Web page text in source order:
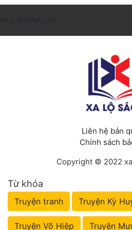
Liên hệ bản
Chính sách
Copyright © 2022
Từ khóa
Truyện tranh Truyện Kỳ
Truyện Võ Hiệp Truyện